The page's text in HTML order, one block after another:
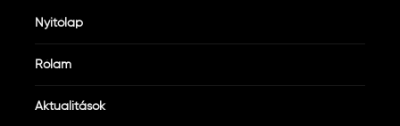
Nyitólap
Rólam
Aktualitások